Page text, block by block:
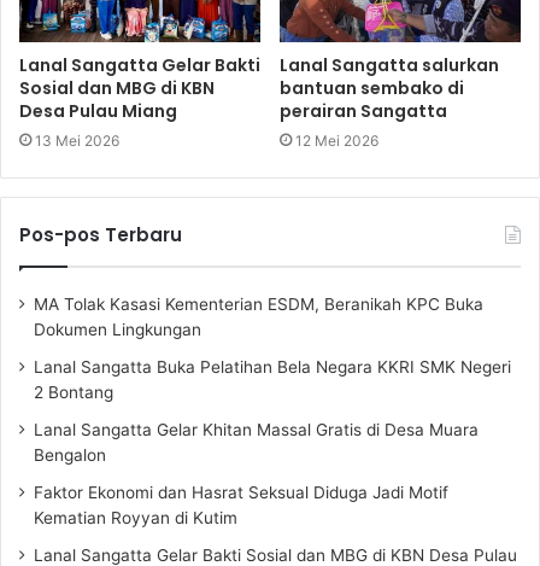
Lanal Sangatta Gelar Bakti
Sosial dan MBG di KBN
Desa Pulau Miang
13 Mei 2026
Lanal Sangatta salurkan
bantuan sembako di
perairan Sangatta
12 Mei 2026
Pos-pos Terbaru
MA Tolak Kasasi Kementerian ESDM, Beranikah KPC Buka
Dokumen Lingkungan
Lanal Sangatta Buka Pelatihan Bela Negara KKRI SMK Negeri
2 Bontang
Lanal Sangatta Gelar Khitan Massal Gratis di Desa Muara
Bengalon
Faktor Ekonomi dan Hasrat Seksual Diduga Jadi Motif
Kematian Royyan di Kutim
Lanal Sangatta Gelar Bakti Sosial dan MBG di KBN Desa Pulau